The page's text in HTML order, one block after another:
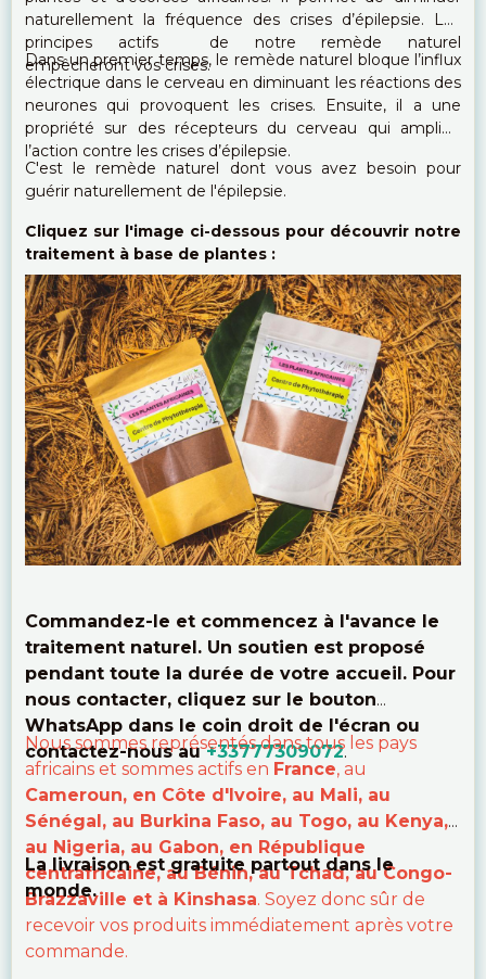
naturellement la fréquence des crises d’épilepsie. Les
principes actifs de notre remède naturel
empêcheront vos crises.
Dans un premier temps, le remède naturel bloque l’influx
électrique dans le cerveau en diminuant les réactions des
neurones qui provoquent les crises. Ensuite, il a une
propriété sur des récepteurs du cerveau qui amplifie
l’action contre les crises d’épilepsie.
C'est le remède naturel dont vous avez besoin pour
guérir naturellement de l'épilepsie.
Cliquez sur l'image ci-dessous pour découvrir notre
traitement à base de plantes :
Commandez-le et commencez à l'avance le
traitement naturel. Un soutien est proposé
pendant toute la durée de votre accueil. Pour
nous contacter, cliquez sur le bouton
WhatsApp dans le coin droit de l'écran ou
contactez-nous au+33777309072.
Nous sommes représentés dans tous les pays
africains et sommes actifs en France, au
Cameroun, en Côte d'Ivoire, au Mali, au
Sénégal, au Burkina Faso, au Togo, au Kenya,
au Nigeria, au Gabon, en République
centrafricaine, au Bénin, au Tchad, au Congo-
Brazzaville et à Kinshasa. Soyez donc sûr de
recevoir vos produits immédiatement après votre
commande.
La livraison est gratuite partout dans le
monde.